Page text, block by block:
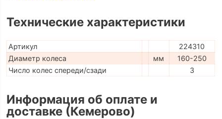
Технические характеристики
Артикул
224310
Диаметр колеса
мм
160-250
Число колес спереди/сзади
3
Информация об оплате и
доставке (Кемерово)